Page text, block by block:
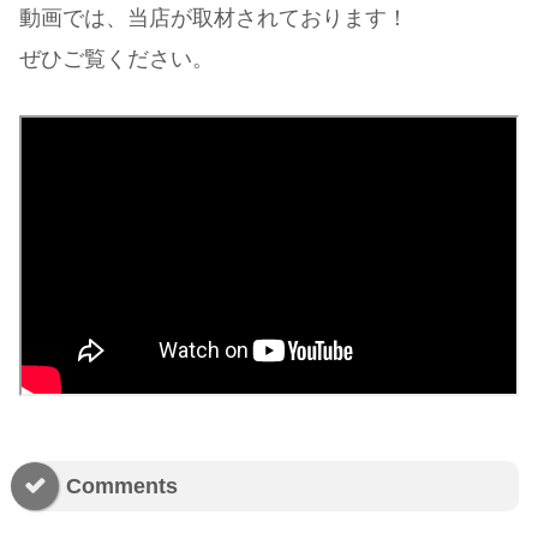
動画では、当店が取材されております！
ぜひご覧ください。
Comments